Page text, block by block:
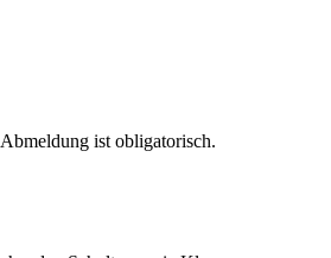
ist obligatorisch.